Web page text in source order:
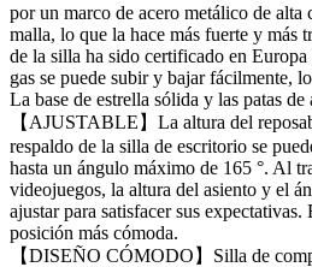
por un marco de acero metálico de alta
malla, lo que la hace más fuerte y más
de la silla ha sido certificado en
gas se puede subir y bajar fácilmente,
La base de estrella sólida y las patas
【AJUSTABLE】La altura del
respaldo de la silla de escritorio se
hasta un ángulo máximo de 165 °. Al
videojuegos, la altura del asiento y el
ajustar para satisfacer sus
posición más cómoda.
【DISEÑO CÓMODO】Silla de